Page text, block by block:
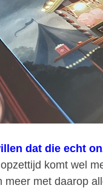
dat die echt
komt wel
meer met daarop